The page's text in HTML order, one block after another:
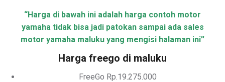
“Harga di bawah ini adalah harga contoh motor
yamaha tidak bisa jadi patokan sampai ada sales
motor yamaha maluku yang mengisi halaman ini”
Harga freego di maluku
FreeGo Rp.19.275.000